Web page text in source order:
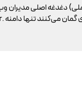
دغدغه اصلی